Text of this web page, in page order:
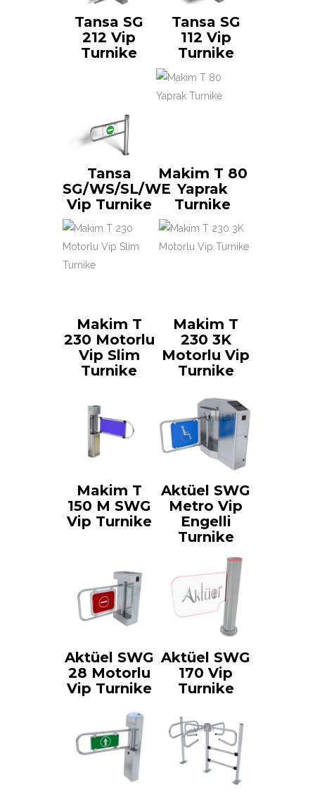
Tansa SG
212 Vip
Turnike
Tansa SG
112 Vip
Turnike
Tansa
SG/WS/SL/WE
Vip Turnike
Makim T 80
Yaprak
Turnike
Makim T
230 Motorlu
Vip Slim
Turnike
Makim T
230 3K
Motorlu Vip
Turnike
Makim T
150 M SWG
Vip Turnike
Aktüel SWG
Metro Vip
Engelli
Turnike
Aktüel SWG
28 Motorlu
Vip Turnike
Aktüel SWG
170 Vip
Turnike